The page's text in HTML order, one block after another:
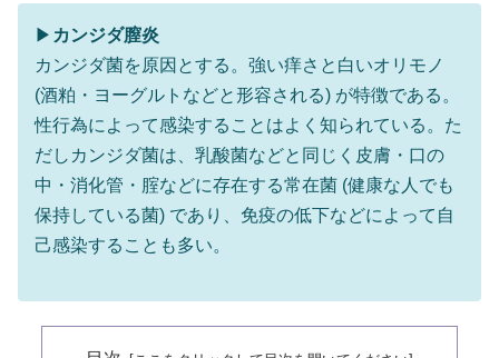
▶ カンジダ膣炎
カンジダ菌を原因とする。強い痒さと白いオリモノ
(酒粕・ヨーグルトなどと形容される) が特徴である。
性行為によって感染することはよく知られている。た
だしカンジダ菌は、乳酸菌などと同じく皮膚・口の
中・消化管・腟などに存在する常在菌 (健康な人でも
保持している菌) であり、免疫の低下などによって自
己感染することも多い。